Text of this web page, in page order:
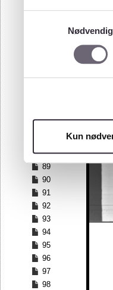
Nødvendig
Kun
77
88
89
90
91
92
93
94
95
96
97
98